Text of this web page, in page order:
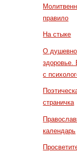
правило
На стыке
О
здоровье.
с
страничка
календарь